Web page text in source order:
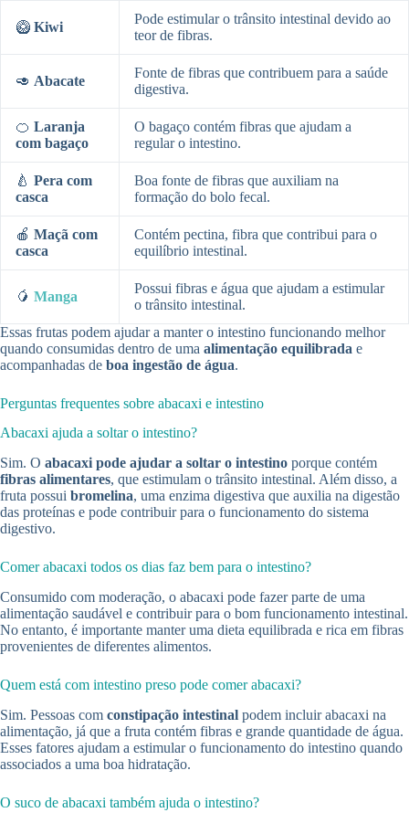
🥝 Kiwi
Pode estimular o trânsito intestinal devido ao
teor de fibras.
🥑 Abacate
Fonte de fibras que contribuem para a saúde
digestiva.
🍊 Laranja
com bagaço
O bagaço contém fibras que ajudam a
regular o intestino.
🍐 Pera com
casca
Boa fonte de fibras que auxiliam na
formação do bolo fecal.
🍎 Maçã com
casca
Contém pectina, fibra que contribui para o
equilíbrio intestinal.
🥭 Manga
Possui fibras e água que ajudam a estimular
o trânsito intestinal.
Essas frutas podem ajudar a manter o intestino funcionando melhor
quando consumidas dentro de uma alimentação equilibrada e
acompanhadas de boa ingestão de água.
Perguntas frequentes sobre abacaxi e intestino
Abacaxi ajuda a soltar o intestino?
Sim. O abacaxi pode ajudar a soltar o intestino porque contém
fibras alimentares, que estimulam o trânsito intestinal. Além disso, a
fruta possui bromelina, uma enzima digestiva que auxilia na digestão
das proteínas e pode contribuir para o funcionamento do sistema
digestivo.
Comer abacaxi todos os dias faz bem para o intestino?
Consumido com moderação, o abacaxi pode fazer parte de uma
alimentação saudável e contribuir para o bom funcionamento intestinal.
No entanto, é importante manter uma dieta equilibrada e rica em fibras
provenientes de diferentes alimentos.
Quem está com intestino preso pode comer abacaxi?
Sim. Pessoas com constipação intestinal podem incluir abacaxi na
alimentação, já que a fruta contém fibras e grande quantidade de água.
Esses fatores ajudam a estimular o funcionamento do intestino quando
associados a uma boa hidratação.
O suco de abacaxi também ajuda o intestino?